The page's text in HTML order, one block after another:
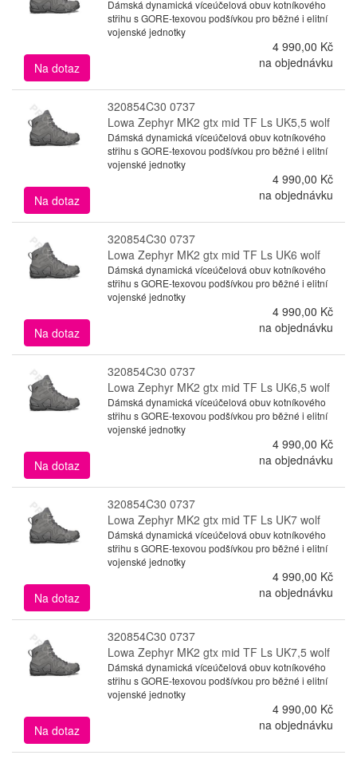
Dámská dynamická víceúčelová obuv kotníkového
střihu s GORE-texovou podšívkou pro běžné i elitní
vojenské jednotky
4 990,00 Kč
Na dotaz
na objednávku
320854C30 0737
Lowa Zephyr MK2 gtx mid TF Ls UK5,5 wolf
Dámská dynamická víceúčelová obuv kotníkového
střihu s GORE-texovou podšívkou pro běžné i elitní
vojenské jednotky
4 990,00 Kč
Na dotaz
na objednávku
320854C30 0737
Lowa Zephyr MK2 gtx mid TF Ls UK6 wolf
Dámská dynamická víceúčelová obuv kotníkového
střihu s GORE-texovou podšívkou pro běžné i elitní
vojenské jednotky
4 990,00 Kč
Na dotaz
na objednávku
320854C30 0737
Lowa Zephyr MK2 gtx mid TF Ls UK6,5 wolf
Dámská dynamická víceúčelová obuv kotníkového
střihu s GORE-texovou podšívkou pro běžné i elitní
vojenské jednotky
4 990,00 Kč
Na dotaz
na objednávku
320854C30 0737
Lowa Zephyr MK2 gtx mid TF Ls UK7 wolf
Dámská dynamická víceúčelová obuv kotníkového
střihu s GORE-texovou podšívkou pro běžné i elitní
vojenské jednotky
4 990,00 Kč
Na dotaz
na objednávku
320854C30 0737
Lowa Zephyr MK2 gtx mid TF Ls UK7,5 wolf
Dámská dynamická víceúčelová obuv kotníkového
střihu s GORE-texovou podšívkou pro běžné i elitní
vojenské jednotky
4 990,00 Kč
Na dotaz
na objednávku